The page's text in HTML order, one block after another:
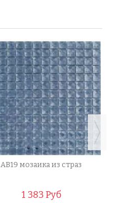
AB19 мозаика из страз
1 383 Руб